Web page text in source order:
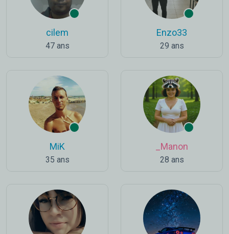
cilem
47 ans
Enzo33
29 ans
MiK
35 ans
_Manon
28 ans